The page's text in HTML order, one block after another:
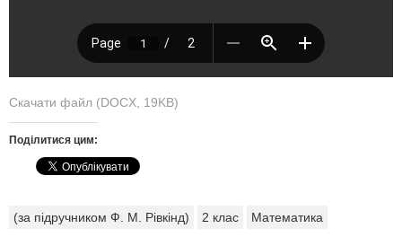
Скачати файл (DOCX, 19KB)
Поділитися цим:
(за підручником Ф. М. Рівкінд) 2 клас Математика